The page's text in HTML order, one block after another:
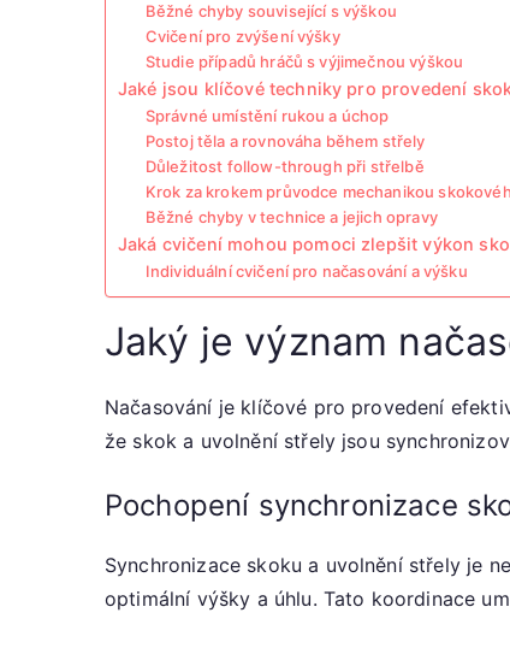
Běžné chyby související s výškou
Cvičení pro zvýšení výšky
Studie případů hráčů s výjimečnou výškou
Jaké jsou klíčové techniky pro provedení
Správné umístění rukou a úchop
Postoj těla a rovnováha během střely
Důležitost follow-through při střelbě
Krok za krokem průvodce mechanikou
Běžné chyby v technice a jejich opravy
Jaká cvičení mohou pomoci zlepšit výkon
Individuální cvičení pro načasování a výšku
Jaký je význam
Načasování je klíčové pro provedení
že skok a uvolnění střely jsou
Pochopení synchronizace
Synchronizace skoku a uvolnění střely je
optimální výšky a úhlu. Tato koordinace